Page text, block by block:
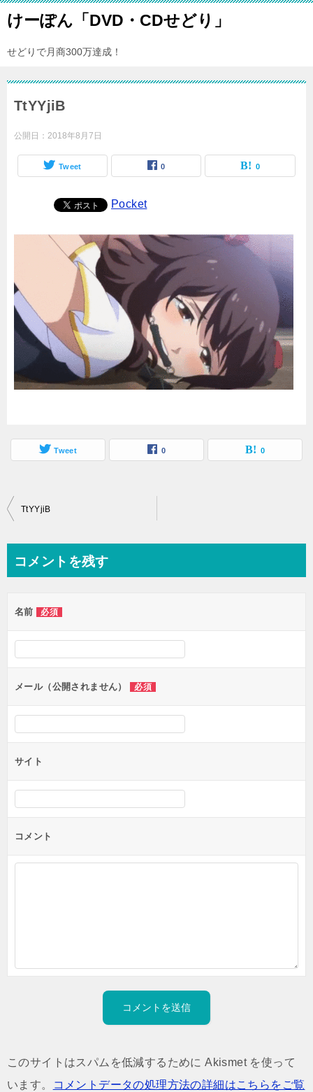
けーぽん「DVD・CDせどり」
せどりで月商300万達成！
TtYYjiB
公開日： 2018年8月7日
Tweet 0 0
Pocket
Tweet 0 0
投
ビ
ー
シ
ン
TtYYjiB
コメントを残す
名前 必須
メール（公開されません） 必須
サイト
コメント
このサイトはスパムを低減するために Akismet を使って
います。
コメントデータの処理方法の詳細はこちらをご覧